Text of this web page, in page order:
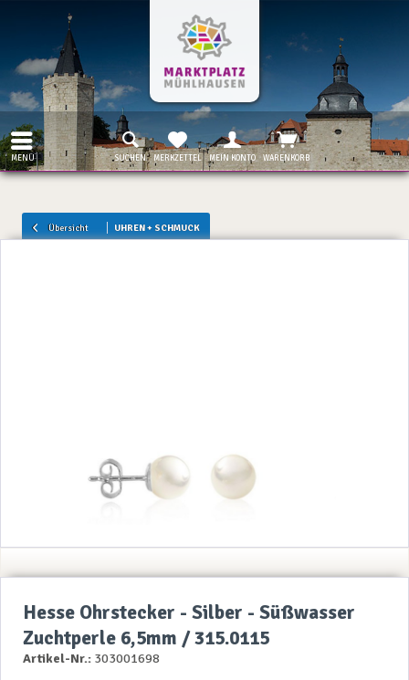
MENÜ SUCHEN MERKZETTEL MEIN KONTO WARENKORB
Übersicht UHREN + SCHMUCK
Hesse Ohrstecker - Silber - Süßwasser
Zuchtperle 6,5mm / 315.0115
Artikel-Nr.: 303001698